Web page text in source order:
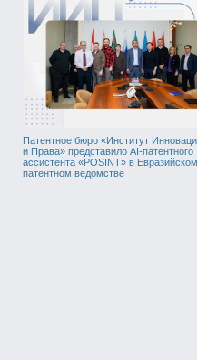
Патентное бюро «Институт
и Права» представило AI-патентного
ассистента «POSINT» в Евразийском
патентном ведомстве